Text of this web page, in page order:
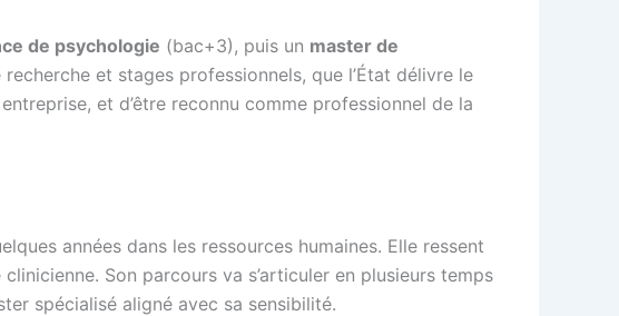
de psychologie (bac+3), puis un master de
et stages professionnels, que l’État délivre le
et d’être reconnu comme professionnel de la
années dans les ressources humaines. Elle ressent
Son parcours va s’articuler en plusieurs temps
spécialisé aligné avec sa sensibilité.